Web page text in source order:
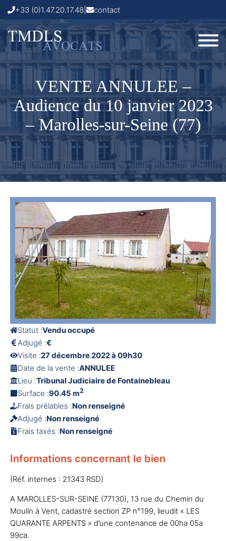
+33 (0)1.47.20.17.48 contact
VENTE ANNULEE –
Audience du 10 janvier 2023
– Marolles-sur-Seine (77)
Statut :Vendu occupé
Adjugé :€
Visite :27 décembre 2022 à 09h30
Date de la vente :ANNULEE
Lieu :Tribunal Judiciaire de Fontainebleau
Surface :90.45 m2
Frais prélables :Non renseigné
Adjugé :Non renseigné
Frais taxés :Non renseigné
Informations concernant le bien
(Réf. internes : 21343 RSD)
A MAROLLES-SUR-SEINE (77130), 13 rue du Chemin du
Moulin à Vent, cadastré section ZP n°199, lieudit « LES
QUARANTE ARPENTS » d’une contenance de 00ha 05a
99ca.